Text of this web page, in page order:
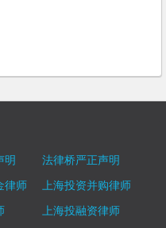
明
法律桥严正声明
律师
上海投资并购律师
上海投融资律师